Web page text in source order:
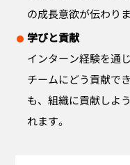
の成長意欲が伝わりま
学びと貢献
インターン経験を通
チームにどう貢献で
も、組織に貢献しよ
れます。